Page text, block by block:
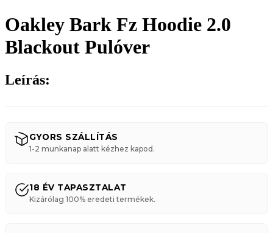
Oakley Bark Fz Hoodie 2.0
Blackout Pulóver
Leírás:
GYORS SZÁLLÍTÁS
1-2 munkanap alatt kézhez kapod.
18 ÉV TAPASZTALAT
Kizárólag 100% eredeti termékek.